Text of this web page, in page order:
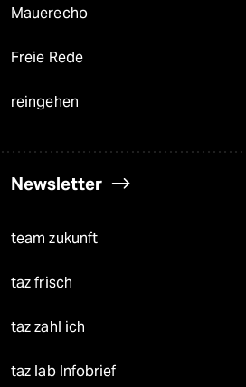
Mauerecho
Freie Rede
reingehen
Newsletter
team zukunft
taz frisch
taz zahl ich
taz lab Infobrief